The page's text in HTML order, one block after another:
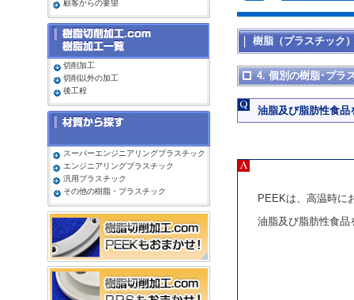
樹脂（プラスチック
4. 個別の樹脂･プラ
油脂及び脂肪性食
PEEKは、高温時に
油脂及び脂肪性食
顧客からの要望
切削加工
切削以外の加工
後工程
スーパーエンジニアリングプラスチック
エンジニアリングプラスチック
汎用プラスチック
その他の樹脂・プラスチック